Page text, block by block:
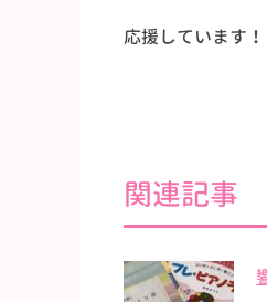
応援しています！
関連記事